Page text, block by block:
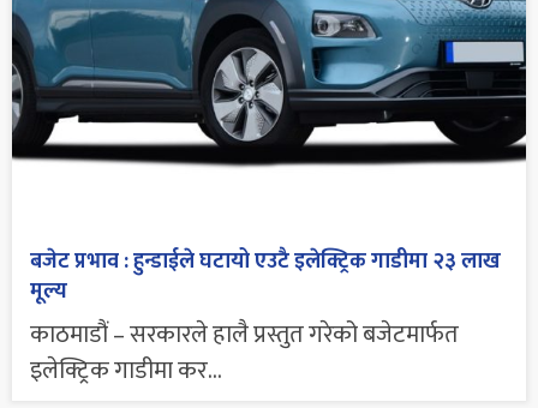
बजेट प्रभाव : हुन्डाईले घटायो एउटै इलेक्ट्रिक गाडीमा २३ लाख
मूल्य
काठमाडौं – सरकारले हालै प्रस्तुत गरेको बजेटमार्फत
इलेक्ट्रिक गाडीमा कर...